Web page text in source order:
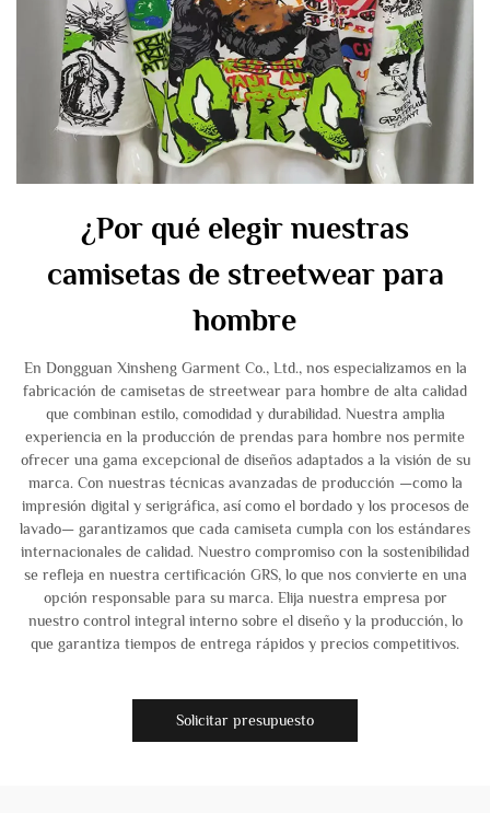
¿Por qué elegir nuestras
camisetas de streetwear para
hombre
En Dongguan Xinsheng Garment Co., Ltd., nos especializamos en la
fabricación de camisetas de streetwear para hombre de alta calidad
que combinan estilo, comodidad y durabilidad. Nuestra amplia
experiencia en la producción de prendas para hombre nos permite
ofrecer una gama excepcional de diseños adaptados a la visión de su
marca. Con nuestras técnicas avanzadas de producción —como la
impresión digital y serigráfica, así como el bordado y los procesos de
lavado— garantizamos que cada camiseta cumpla con los estándares
internacionales de calidad. Nuestro compromiso con la sostenibilidad
se refleja en nuestra certificación GRS, lo que nos convierte en una
opción responsable para su marca. Elija nuestra empresa por
nuestro control integral interno sobre el diseño y la producción, lo
que garantiza tiempos de entrega rápidos y precios competitivos.
Solicitar presupuesto